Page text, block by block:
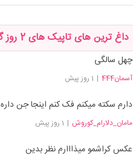
داغ ترین های تاپیک های 2 روز گذشته
چهل سالگی
آسمان444 | 1 روز پیش
دارم سکته میکنم فک کنم اینجا جن داره
مامان_دلارام_کوروش | 1 روز پیش
عکس کراشمو میذااارم نظر بدین